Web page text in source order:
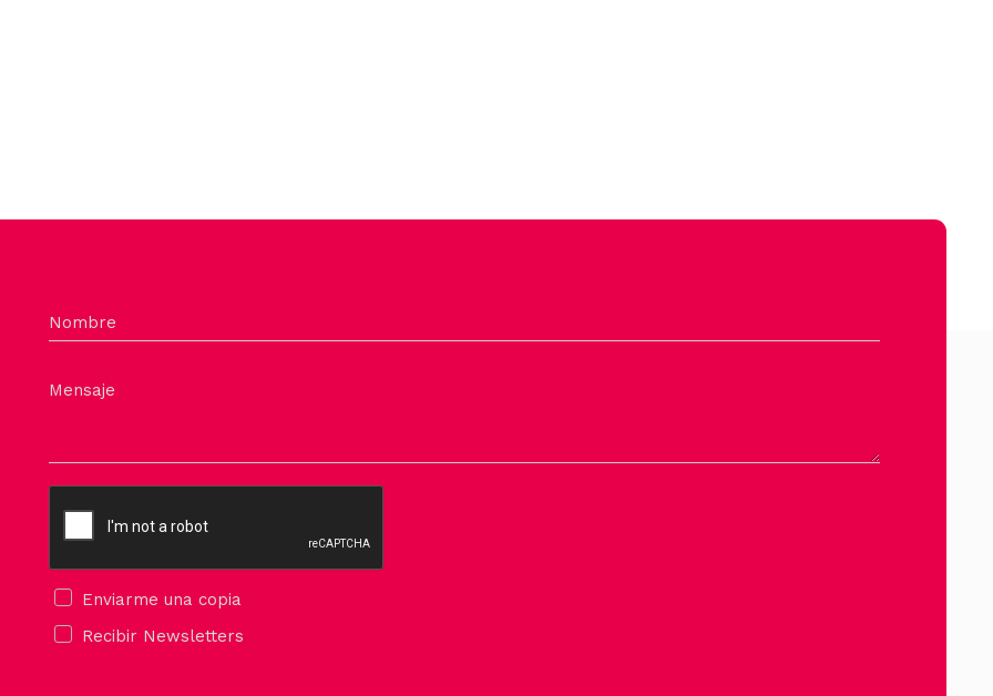
Nombre
Mensaje
Enviarme una copia
Recibir Newsletters